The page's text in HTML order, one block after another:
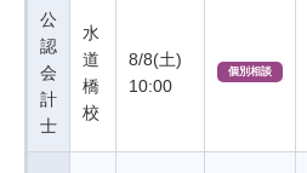
公
認
会
計
士
水
道
橋
校
8/8(土)
10:00
個別相談